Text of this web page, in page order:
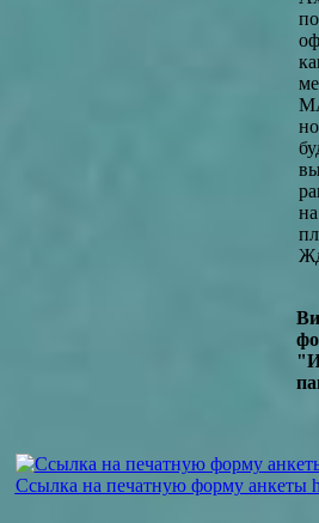
Ссылка на печатную форму анкеты